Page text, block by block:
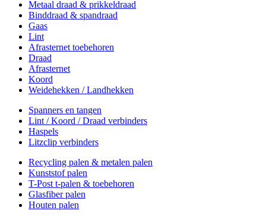
Metaal draad & prikkeldraad
Binddraad & spandraad
Gaas
Lint
Afrasternet toebehoren
Draad
Afrasternet
Koord
Weidehekken / Landhekken
Spanners en tangen
Lint / Koord / Draad verbinders
Haspels
Litzclip verbinders
Recycling palen & metalen palen
Kunststof palen
T-Post t-palen & toebehoren
Glasfiber palen
Houten palen